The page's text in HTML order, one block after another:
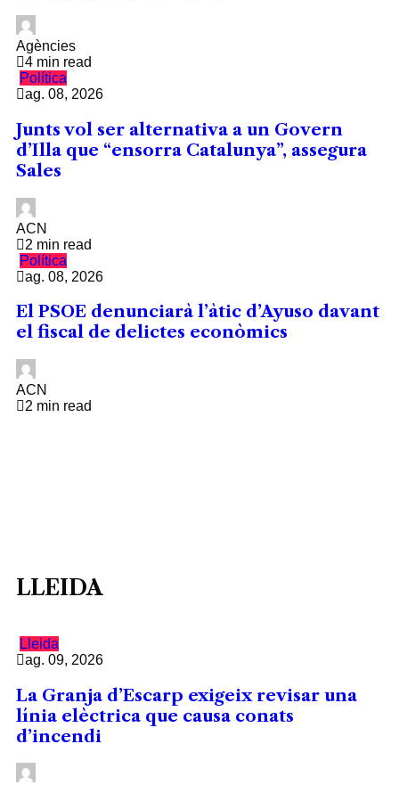
Agències
4 min read
Política
ag. 08, 2026
Junts vol ser alternativa a un Govern
d’Illa que “ensorra Catalunya”, assegura
Sales
ACN
2 min read
Política
ag. 08, 2026
El PSOE denunciarà l’àtic d’Ayuso davant
el fiscal de delictes econòmics
ACN
2 min read
LLEIDA
Lleida
ag. 09, 2026
La Granja d’Escarp exigeix revisar una
línia elèctrica que causa conats
d’incendi